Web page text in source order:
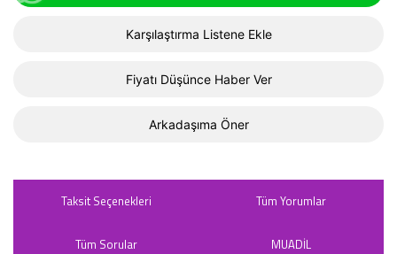
Karşılaştırma Listene Ekle
Fiyatı Düşünce Haber Ver
Arkadaşıma Öner
Taksit Seçenekleri Tüm Yorumlar
Tüm Sorular MUADİL